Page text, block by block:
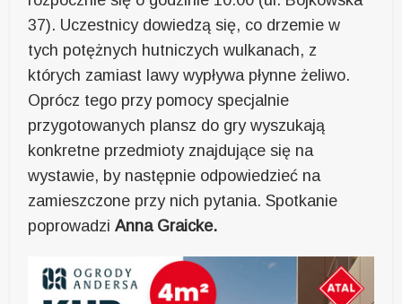
37). Uczestnicy dowiedzą się, co drzemie w
tych potężnych hutniczych wulkanach, z
których zamiast lawy wypływa płynne żeliwo.
Oprócz tego przy pomocy specjalnie
przygotowanych plansz do gry wyszukają
konkretne przedmioty znajdujące się na
wystawie, by następnie odpowiedzieć na
zamieszczone przy nich pytania. Spotkanie
poprowadziAnna Graicke.